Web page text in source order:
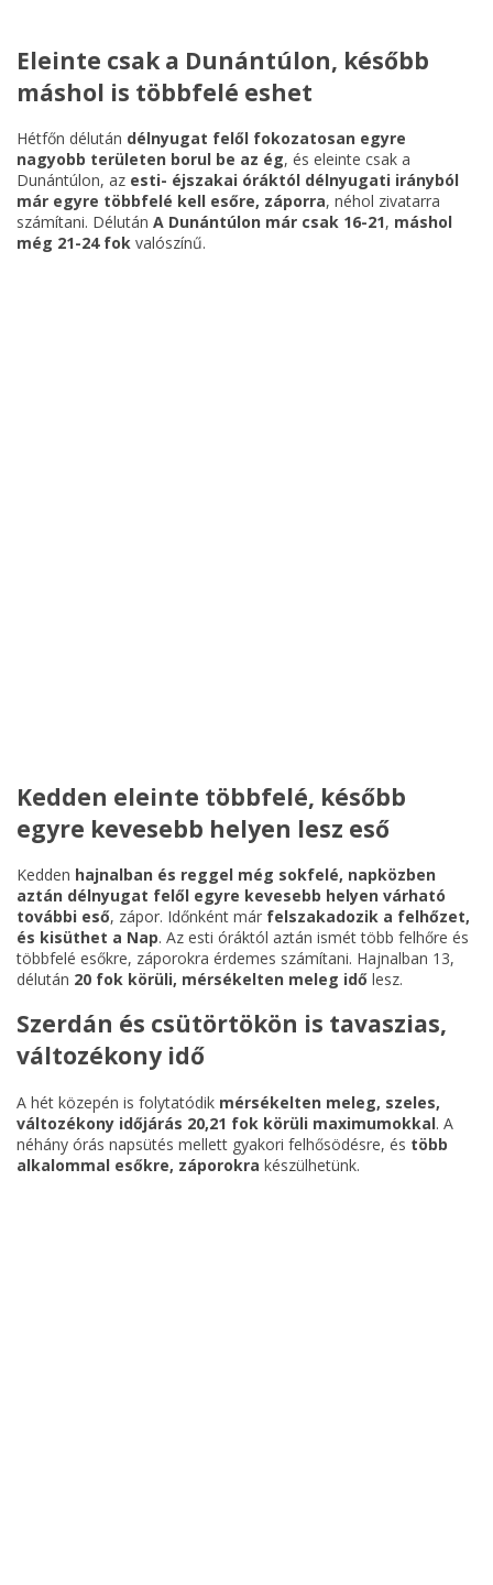
Eleinte csak a Dunántúlon, később
máshol is többfelé eshet
Hétfőn délután délnyugat felől fokozatosan egyre
nagyobb területen borul be az ég, és eleinte csak a
Dunántúlon, az esti- éjszakai óráktól délnyugati irányból
már egyre többfelé kell esőre, záporra, néhol zivatarra
számítani. Délután A Dunántúlon már csak 16-21, máshol
még 21-24 fokvalószínű.
Kedden eleinte többfelé, később
egyre kevesebb helyen lesz eső
Kedden hajnalban és reggel még sokfelé, napközben
aztán délnyugat felől egyre kevesebb helyen várható
további eső, zápor. Időnként már felszakadozik a felhőzet,
és kisüthet a Nap. Az esti óráktól aztán ismét több felhőre és
többfelé esőkre, záporokra érdemes számítani. Hajnalban 13,
délután 20 fok körüli, mérsékelten meleg időlesz.
Szerdán és csütörtökön is tavaszias,
változékony idő
A hét közepén is folytatódik mérsékelten meleg, szeles,
változékony időjárás 20,21 fok körüli maximumokkal. A
néhány órás napsütés mellett gyakori felhősödésre, és több
alkalommal esőkre, záporokra készülhetünk.